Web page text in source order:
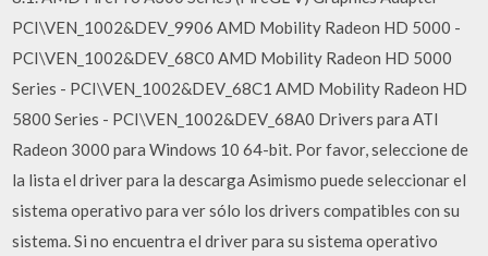
PCI\VEN_1002&DEV_9906 AMD Mobility Radeon HD 5000 -
PCI\VEN_1002&DEV_68C0 AMD Mobility Radeon HD 5000
Series - PCI\VEN_1002&DEV_68C1 AMD Mobility Radeon HD
5800 Series - PCI\VEN_1002&DEV_68A0 Drivers para ATI
Radeon 3000 para Windows 10 64-bit. Por favor, seleccione de
la lista el driver para la descarga Asimismo puede seleccionar el
sistema operativo para ver sólo los drivers compatibles con su
sistema. Si no encuentra el driver para su sistema operativo